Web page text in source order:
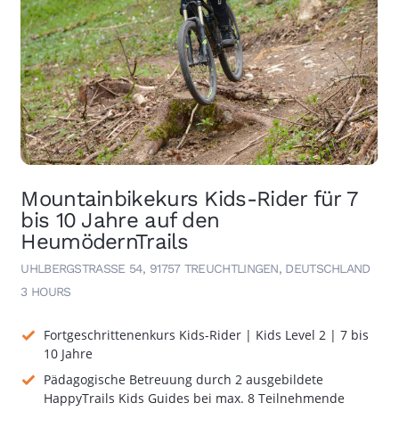
Mountainbikekurs Kids-Rider für 7
bis 10 Jahre auf den
HeumödernTrails
UHLBERGSTRASSE 54, 91757 TREUCHTLINGEN, DEUTSCHLAND
3 HOURS
Fortgeschrittenenkurs Kids-Rider | Kids Level 2 | 7 bis
10 Jahre
Pädagogische Betreuung durch 2 ausgebildete
HappyTrails Kids Guides bei max. 8 Teilnehmende